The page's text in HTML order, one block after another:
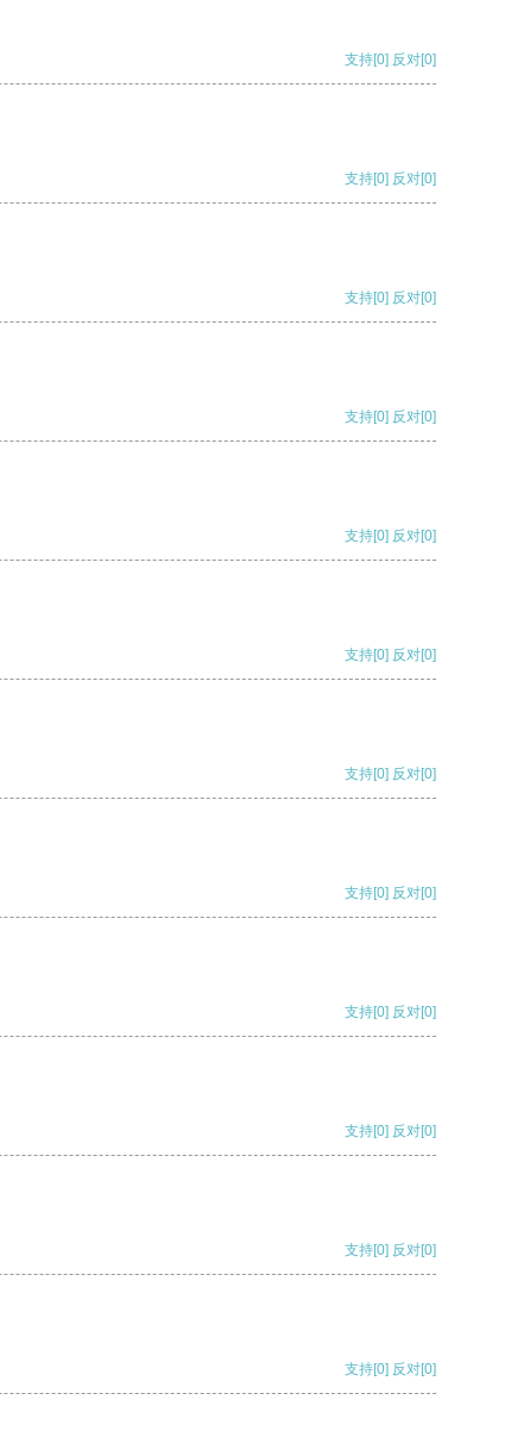
支持[0] 反对[0]
支持[0] 反对[0]
支持[0] 反对[0]
支持[0] 反对[0]
支持[0] 反对[0]
支持[0] 反对[0]
支持[0] 反对[0]
支持[0] 反对[0]
支持[0] 反对[0]
支持[0] 反对[0]
支持[0] 反对[0]
支持[0] 反对[0]